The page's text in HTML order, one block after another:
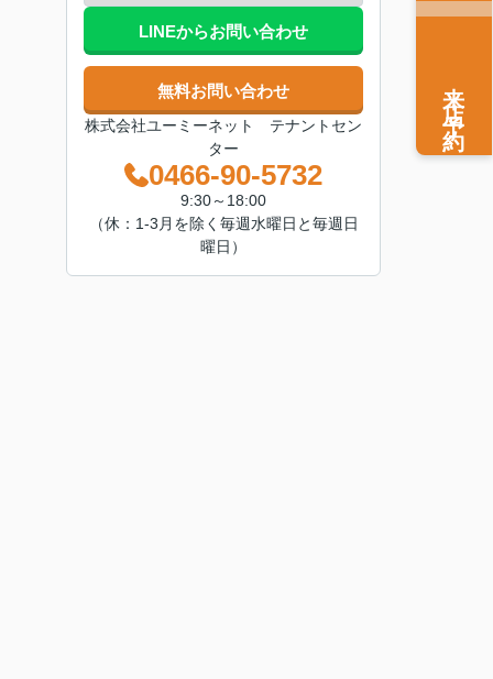
LINEからお問い合わせ
無料お問い合わせ
株式会社ユーミーネット テナントセン
ター
0466-90-5732
9:30～18:00
（休：1-3月を除く毎週水曜日と毎週日
曜日）
来店予約